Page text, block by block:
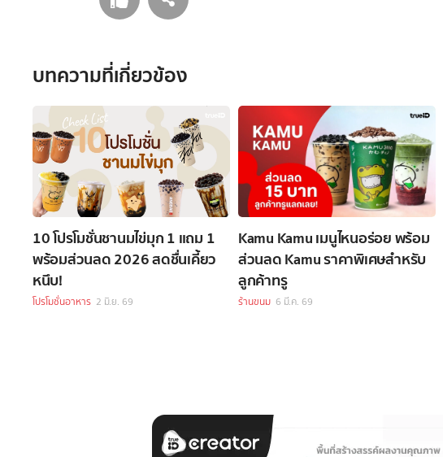
บทความที่เกี่ยวข้อง
10 โปรโมชั่นชานมไข่มุก 1 แถม 1
พร้อมส่วนลด 2026 สดชื่นเคี้ยว
หนึบ!
โปรโมชั่นอาหาร 2 มิ.ย. 69
Kamu Kamu เมนูไหนอร่อย พร้อม
ส่วนลด Kamu ราคาพิเศษสำหรับ
ลูกค้าทรู
ร้านขนม 6 มี.ค. 69